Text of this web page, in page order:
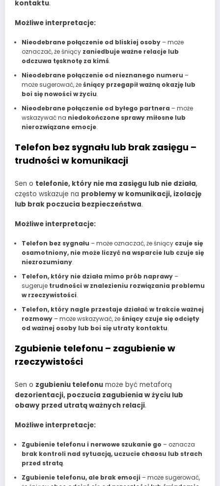
kontaktu.
Możliwe interpretacje:
Nieodebrane połączenie od bliskiej osoby– może
oznaczać, że śniący zaniedbuje ważne relacje lub
odczuwa tęsknotę za kimś.
Nieodebrane połączenie od nieznanego numeru –
może sugerować, żeśniący przegapił ważną okazję lub
boi się nowości w życiu.
Nieodebrane połączenie od byłego partnera – może
wskazywać na niedokończone sprawy miłosne lub
nierozwiązane emocje.
Telefon bez sygnału lub brak zasięgu –
trudności w komunikacji
Sen o telefonie, który nie ma zasięgu lub nie działa,
często wskazuje na problemy w komunikacji, izolację
lub brak poczucia bezpieczeństwa.
Możliwe interpretacje:
Telefon bez sygnału – może oznaczać, że śniący czuje się
osamotniony, nie może liczyć na wsparcie lub czuje się
niezrozumiany.
Telefon, który nie działa mimo prób naprawy–
sugeruje trudności w znalezieniu rozwiązania problemu
w rzeczywistości.
Telefon, który nagle przestaje działać w trakcie ważnej
rozmowy– może wskazywać, żeśniący czuje się odcięty
od ważnej osoby lub boi się utraty kontaktu.
Zgubienie telefonu – zagubienie w
rzeczywistości
Sen o zgubieniu telefonu może być metaforą
dezorientacji, poczucia zagubienia w życiu lub
obawy przed utratą ważnych relacji.
Możliwe interpretacje:
Zgubienie telefonu i nerwowe szukanie go – oznacza
brak kontroli nad sytuacją, uczucie chaosu lub strach
przed stratą.
Zgubienie telefonu, ale brak emocji – może sugerować,